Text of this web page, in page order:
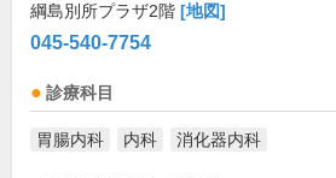
綱島別所プラザ2階 [地図]
045-540-7754
診療科目
胃腸内科 内科 消化器内科